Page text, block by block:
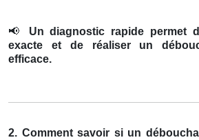
📢
Un diagnostic rapide permet
exacte et de réaliser un
efficace.
2. Comment savoir si un